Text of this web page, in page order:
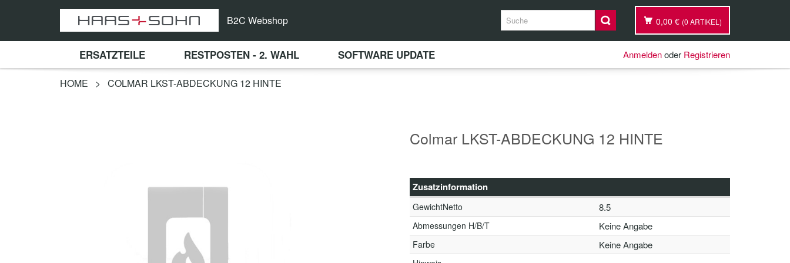
B2C Webshop 0,00 € (0 ARTIKEL)
ERSATZTEILE RESTPOSTEN - 2. WAHL SOFTWARE UPDATE Anmeldenoder Registrieren
HOME > COLMAR LKST-ABDECKUNG 12 HINTE
Colmar LKST-ABDECKUNG 12 HINTE
Zusatzinformation
GewichtNetto 8.5
Abmessungen H/B/T Keine Angabe
Farbe Keine Angabe